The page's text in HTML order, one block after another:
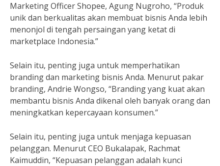
Marketing Officer Shopee, Agung Nugroho, “Produk
unik dan berkualitas akan membuat bisnis Anda lebih
menonjol di tengah persaingan yang ketat di
marketplace Indonesia.”
Selain itu, penting juga untuk memperhatikan
branding dan marketing bisnis Anda. Menurut pakar
branding, Andrie Wongso, “Branding yang kuat akan
membantu bisnis Anda dikenal oleh banyak orang dan
meningkatkan kepercayaan konsumen.”
Selain itu, penting juga untuk menjaga kepuasan
pelanggan. Menurut CEO Bukalapak, Rachmat
Kaimuddin, “Kepuasan pelanggan adalah kunci